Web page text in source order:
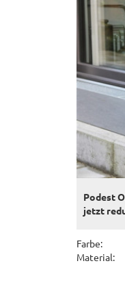
Podest
jetzt
Farbe:
Material: